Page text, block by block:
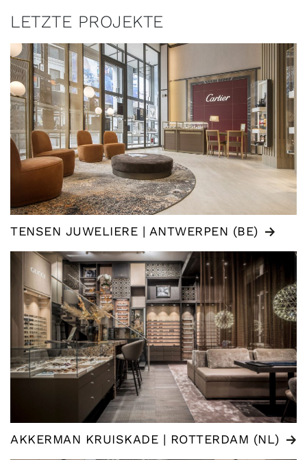
LETZTE PROJEKTE
TENSEN JUWELIERE | ANTWERPEN (BE)
AKKERMAN KRUISKADE | ROTTERDAM (NL)